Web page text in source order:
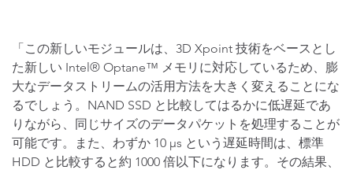
「この新しいモジュールは、3D Xpoint 技術をベースとし
た新しい Intel® Optane™ メモリに対応しているため、膨
大なデータストリームの活用方法を大きく変えることにな
るでしょう。NAND SSD と比較してはるかに低遅延であ
りながら、同じサイズのデータパケットを処理することが
可能です。また、わずか 10 µs という遅延時間は、標準
HDD と比較すると約 1000 倍以下になります。その結果、